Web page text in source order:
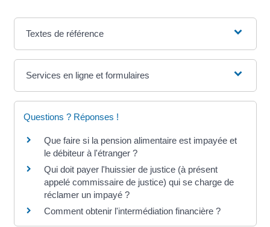
Textes de référence
Services en ligne et formulaires
Questions ? Réponses !
Que faire si la pension alimentaire est impayée et
le débiteur à l'étranger ?
Qui doit payer l'huissier de justice (à présent
appelé commissaire de justice) qui se charge de
réclamer un impayé ?
Comment obtenir l'intermédiation financière ?